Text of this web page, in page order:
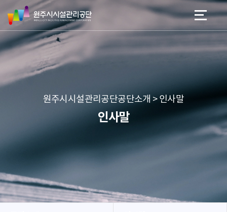
네
비
게
본문 바로가기
메뉴 바로가기
원
주
시
시
설
관
리
원주시시설관리공단공단소개 > 인사말
인사말